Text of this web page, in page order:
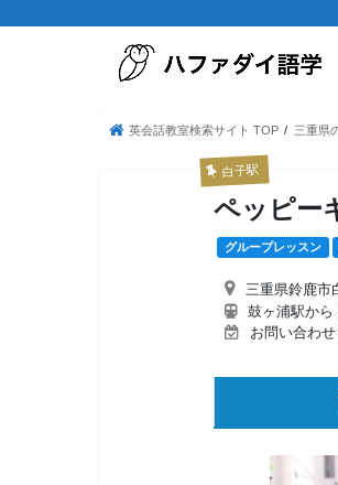
英会話教室検索サイト TOP 三重県
白子駅
ペッピー
グループレッスン
三重県鈴鹿
鼓ヶ浦駅から
お問い合わ